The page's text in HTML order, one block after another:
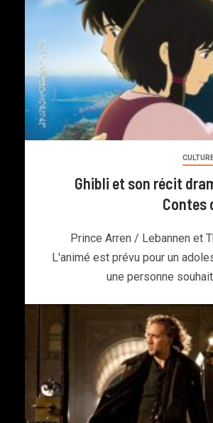
Ghibli et son récit
Contes
Prince Arren / Lebannen et
L'animé est prévu pour un
une personne